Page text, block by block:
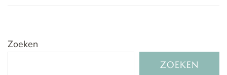
Zoeken
ZOEKEN